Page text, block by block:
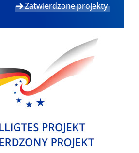
Zatwierdzone projekty